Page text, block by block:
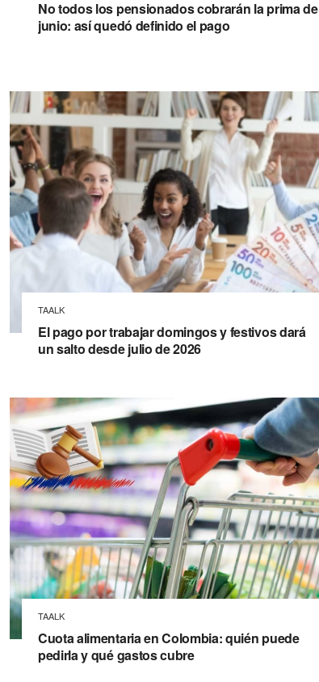
No todos los pensionados cobrarán la prima de
junio: así quedó definido el pago
TAALK
El pago por trabajar domingos y festivos dará
un salto desde julio de 2026
TAALK
Cuota alimentaria en Colombia: quién puede
pedirla y qué gastos cubre